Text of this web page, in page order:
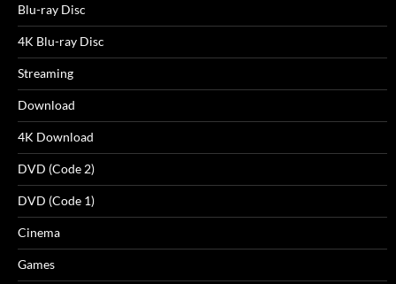
Blu-ray Disc
4K Blu-ray Disc
Streaming
Download
4K Download
DVD (Code 2)
DVD (Code 1)
Cinema
Games